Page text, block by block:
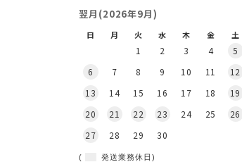
翌月(2026年9月)
日 月 火 水 木 金 土
1 2 3 4
5
6
7 8 9 10 11
12
13
14 15 16 17 18
19
20
21 22 23 24 25
26
27
28 29 30
( 発送業務休日)